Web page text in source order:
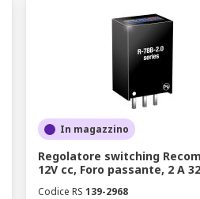
In magazzino
Regolatore switching
12V cc, Foro passante, 2 A
Codice RS 139-2968